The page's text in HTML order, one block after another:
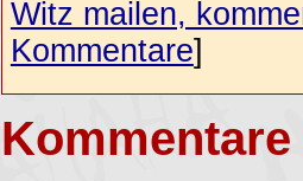
Witz mailen,
Kommentare]